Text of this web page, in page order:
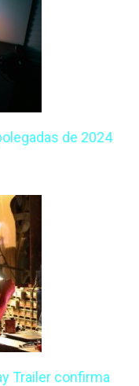
de 2024
Trailer confirma